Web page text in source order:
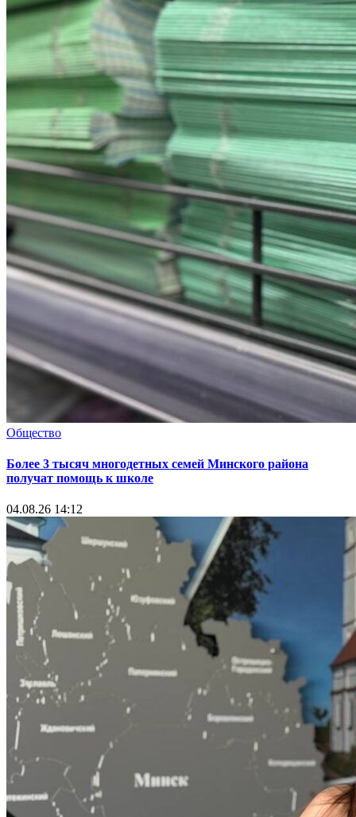
Общество
Более 3 тысяч многодетных семей Минского района
получат помощь к школе
04.08.26 14:12